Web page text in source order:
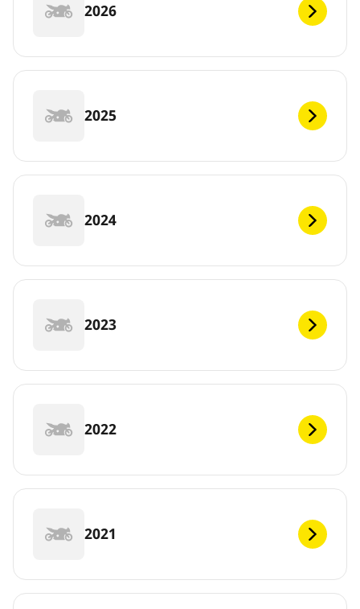
2026
2025
2024
2023
2022
2021